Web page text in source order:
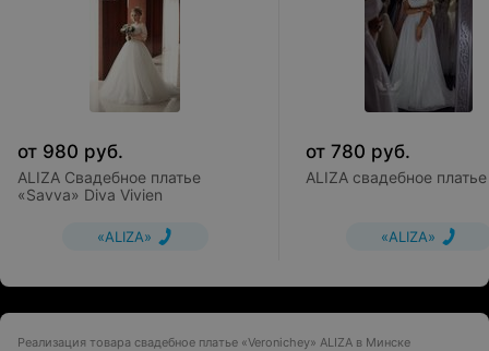
от 980 руб.
ALIZA Свадебное платье
«Savva» Diva Vivien
«ALIZA»
от 780 руб.
ALIZA свадебное
«ALIZA»
Реализация товара свадебное платье «Veronichey» ALIZA в Минске